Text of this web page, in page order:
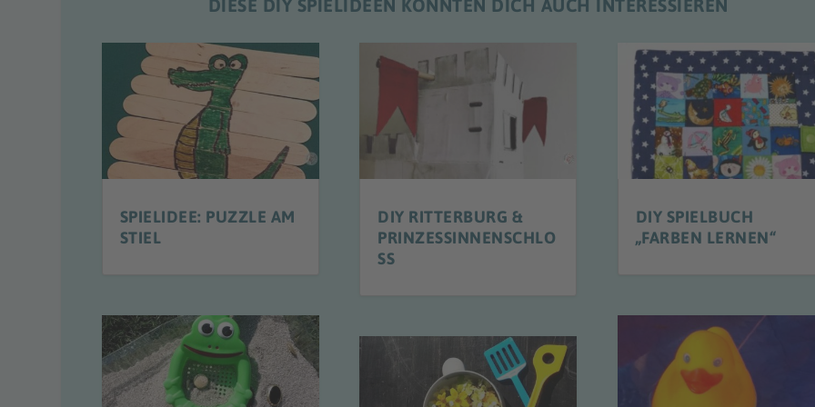
DIESE DIY SPIELIDEEN KÖNNTEN DICH AUCH INTERESSIEREN
SPIELIDEE: PUZZLE AM
STIEL
DIY RITTERBURG &
PRINZESSINNENSCHLO
SS
DIY SPIELBUCH
„FARBEN LERNEN“